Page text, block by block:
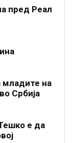
пред Реал
младите на
Србија
е да